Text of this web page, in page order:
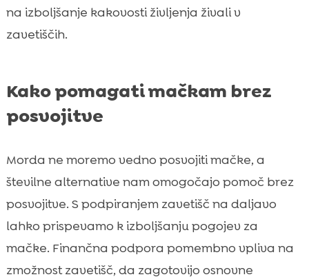
na izboljšanje kakovosti življenja živali v
zavetiščih.
Kako pomagati mačkam brez
posvojitve
Morda ne moremo vedno posvojiti mačke, a
številne alternative nam omogočajo pomoč brez
posvojitve. S podpiranjem zavetišč na daljavo
lahko prispevamo k izboljšanju pogojev za
mačke. Finančna podpora pomembno vpliva na
zmožnost zavetišč, da zagotovijo osnovne